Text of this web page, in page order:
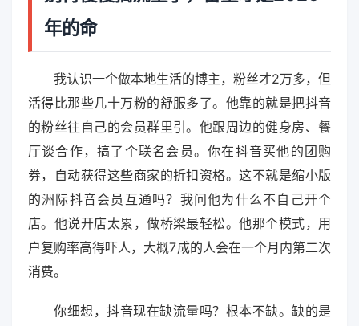
年的命
我认识一个做本地生活的博主，粉丝才2万多，但
活得比那些几十万粉的舒服多了。他靠的就是把抖音
的粉丝往自己的会员群里引。他跟周边的健身房、餐
厅谈合作，搞了个联名会员。你在抖音买他的团购
券，自动获得这些商家的折扣资格。这不就是缩小版
的洲际抖音会员互通吗？我问他为什么不自己开个
店。他说开店太累，做桥梁最轻松。他那个模式，用
户复购率高得吓人，大概7成的人会在一个月内第二次
消费。
你细想，抖音现在缺流量吗？根本不缺。缺的是